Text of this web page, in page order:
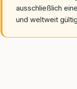
ausschließlich
und weltweit